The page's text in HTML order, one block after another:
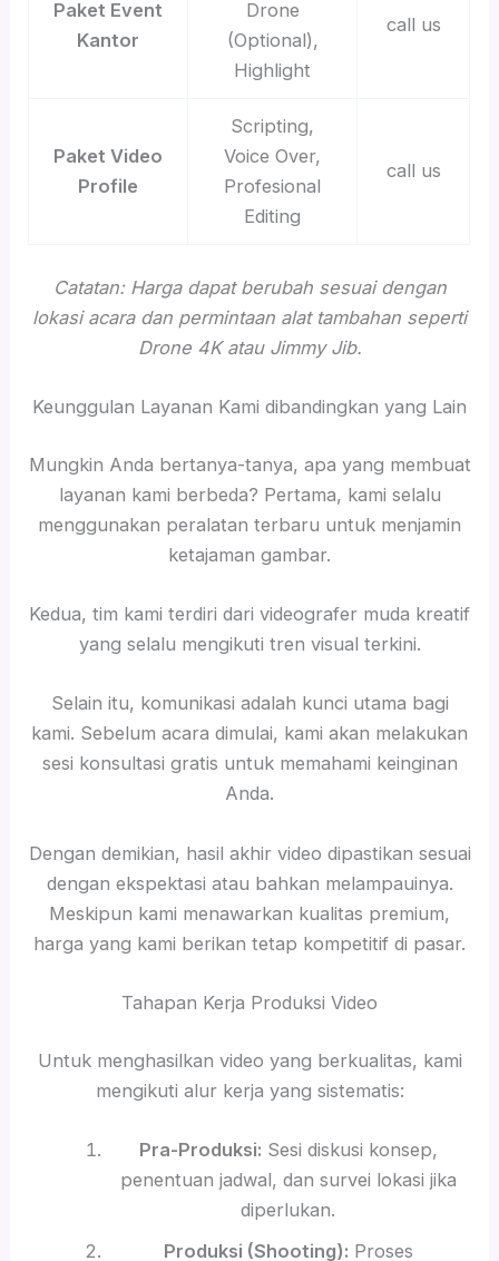
Paket Event
Kantor
Drone
(Optional),
Highlight
call us
Paket Video
Profile
Scripting,
Voice Over,
Profesional
Editing
call us
Catatan: Harga dapat berubah sesuai dengan
lokasi acara dan permintaan alat tambahan seperti
Drone 4K atau Jimmy Jib.
Keunggulan Layanan Kami dibandingkan yang Lain
Mungkin Anda bertanya-tanya, apa yang membuat
layanan kami berbeda? Pertama, kami selalu
menggunakan peralatan terbaru untuk menjamin
ketajaman gambar.
Kedua, tim kami terdiri dari videografer muda kreatif
yang selalu mengikuti tren visual terkini.
Selain itu, komunikasi adalah kunci utama bagi
kami. Sebelum acara dimulai, kami akan melakukan
sesi konsultasi gratis untuk memahami keinginan
Anda.
Dengan demikian, hasil akhir video dipastikan sesuai
dengan ekspektasi atau bahkan melampauinya.
Meskipun kami menawarkan kualitas premium,
harga yang kami berikan tetap kompetitif di pasar.
Tahapan Kerja Produksi Video
Untuk menghasilkan video yang berkualitas, kami
mengikuti alur kerja yang sistematis:
Pra-Produksi: Sesi diskusi konsep,
penentuan jadwal, dan survei lokasi jika
diperlukan.
Produksi (Shooting): Proses